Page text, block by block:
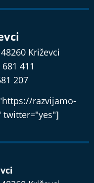
Križevci
411
207
razvijamo-
twitter="yes"]